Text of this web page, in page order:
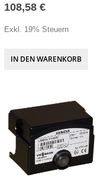
108,58 €
Exkl. 19% Steuern
IN DEN WARENKORB